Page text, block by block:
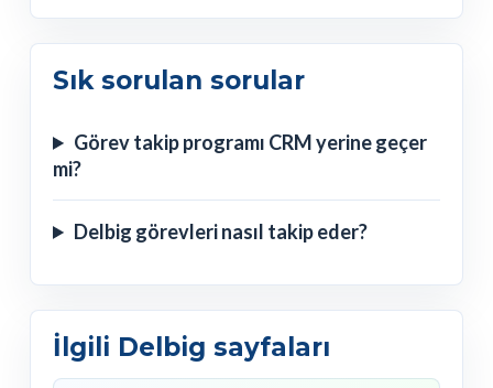
Sık sorulan sorular
Görev takip programı CRM yerine geçer
mi?
Delbig görevleri nasıl takip eder?
İlgili Delbig sayfaları